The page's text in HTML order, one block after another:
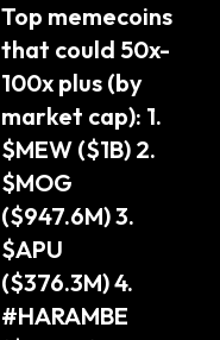
Top memecoins
that could 50x-
100x plus (by
market cap): 1.
$MEW ($1B) 2.
$MOG
($947.6M) 3.
$APU
($376.3M) 4.
#HARAMBE